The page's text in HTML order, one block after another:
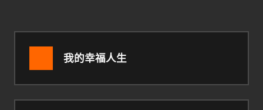
我的幸福人生